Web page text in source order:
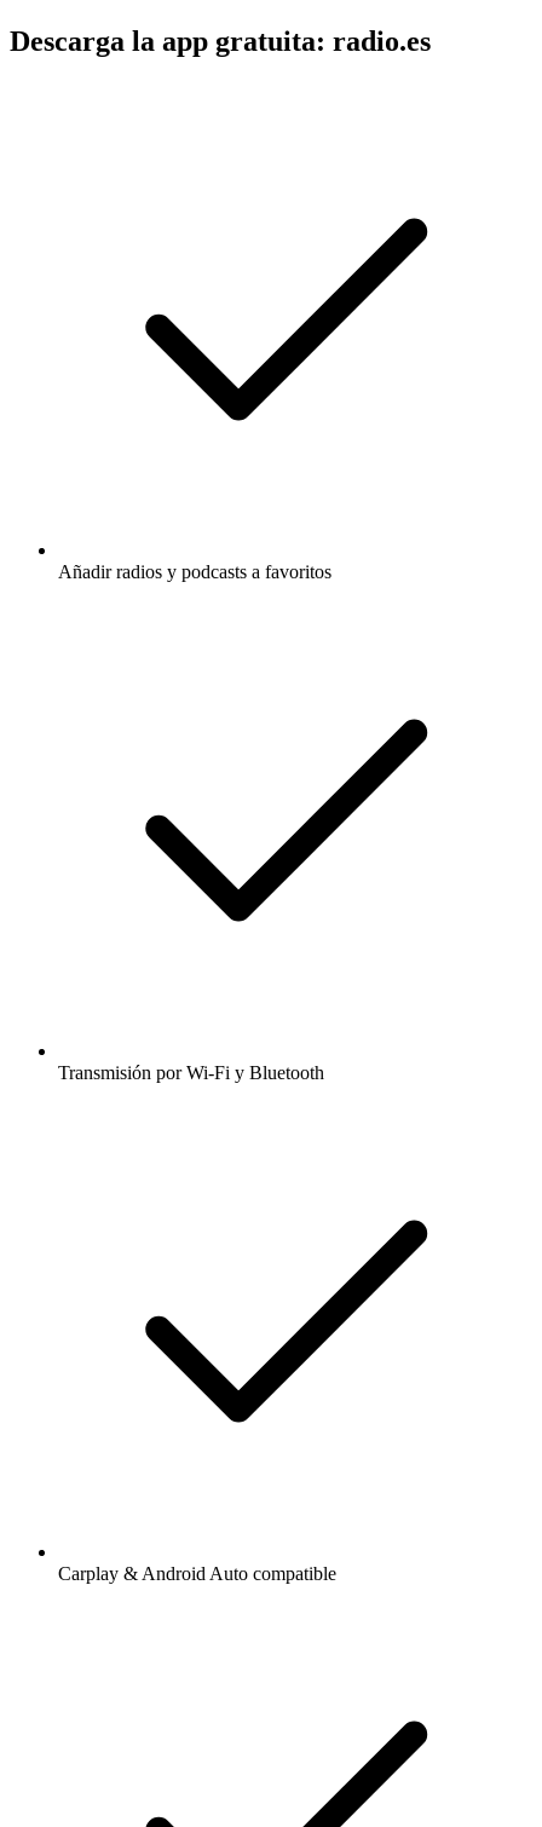
Descarga la app gratuita: radio.es
Añadir radios y podcasts a favoritos
Transmisión por Wi-Fi y Bluetooth
Carplay & Android Auto compatible